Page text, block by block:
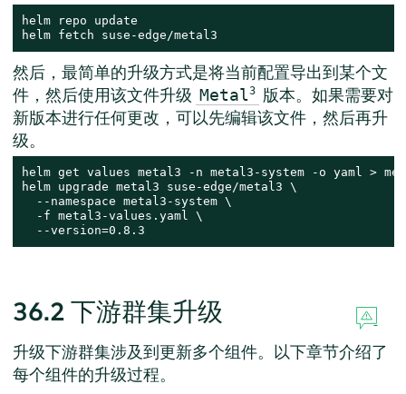
helm repo update
helm fetch suse-edge/metal3
然后，最简单的升级方式是将当前配置导出到某个文
件，然后使用该文件升级 Metal3
版本。如果需要对
新版本进行任何更改，可以先编辑该文件，然后再升
级。
helm get values metal3 -n metal3-system -o yaml >
helm upgrade metal3 suse-edge/metal3 \
  --namespace metal3-system \
  -f metal3-values.yaml \
  --version=0.8.3
36.2 下游群集升级
升级下游群集涉及到更新多个组件。以下章节介绍了
每个组件的升级过程。